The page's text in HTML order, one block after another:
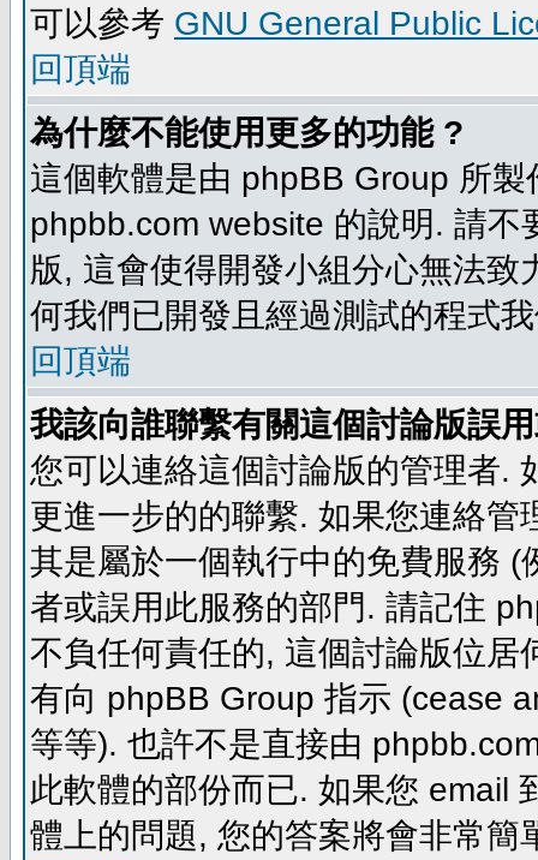
可以參考 GNU General Public
回頂端
為什麼不能使用更多的功能 ?
這個軟體是由 phpBB Group 所
phpbb.com website 的說明. 請
版, 這會使得開發小組分心無法
何我們已開發且經過測試的程式
回頂端
我該向誰聯繫有關這個討論版誤
您可以連絡這個討論版的管理者.
更進一步的的聯繫. 如果您連絡
其是屬於一個執行中的免費服務
者或誤用此服務的部門. 請記住
不負任何責任的, 這個討論版位
有向 phpBB Group 指示 (cease
等等). 也許不是直接由
此軟體的部份而已. 如果您 email
體上的問題, 您的答案將會非常簡